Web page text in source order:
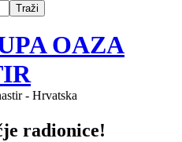
OAZA
- Hrvatska
radionice!